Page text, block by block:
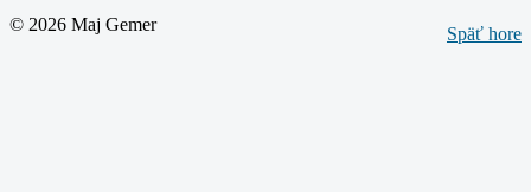
Späť hore
© 2026 Maj Gemer